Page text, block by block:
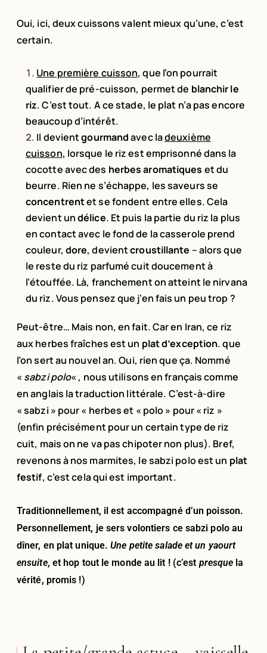
Oui, ici, deux cuissons valent mieux qu’une, c’est
certain.
Une première cuisson, que l’on pourrait
qualifier de pré-cuisson, permet de blanchir le
riz. C’est tout. A ce stade, le plat n’a pas encore
beaucoup d’intérêt.
Il devientgourmandavec ladeuxième
cuisson, lorsque le riz est emprisonné dans la
cocotte avec des herbes aromatiques et du
beurre. Rien ne s’échappe, les saveurs se
concentrentet se fondent entre elles. Cela
devient undélice. Et puis la partie du riz la plus
en contact avec le fond de la casserole prend
couleur, dore, devientcroustillante – alors que
le reste du riz parfumé cuit doucement à
l’étouffée. Là, franchement on atteint le nirvana
du riz. Vous pensez que j’en fais un peu trop ?
Peut-être… Mais non, en fait. Car en Iran, ce riz
aux herbes fraîches est un plat d’exception. que
l’on sert au nouvel an. Oui, rien que ça. Nommé
« sabzi polo« , nous utilisons en français comme
en anglais la traduction littérale. C’est-à-dire
« sabzi » pour « herbes et « polo » pour « riz »
(enfin précisément pour un certain type de riz
cuit, mais on ne va pas chipoter non plus). Bref,
revenons à nos marmites, le sabzi polo est un plat
festif, c’est cela qui est important.
Traditionnellement, il est accompagné d’un poisson.
Personnellement, je sers volontiers ce sabzi polo au
dîner, en plat unique.Une petite salade et un yaourt
ensuite, et hop tout le monde au lit ! (c’est presque la
vérité, promis !)